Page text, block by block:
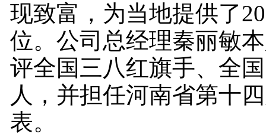
现致富，为当地提供了
位。公司总经理秦丽敏
评全国三八红旗手、全
人，并担任河南省第十
表。